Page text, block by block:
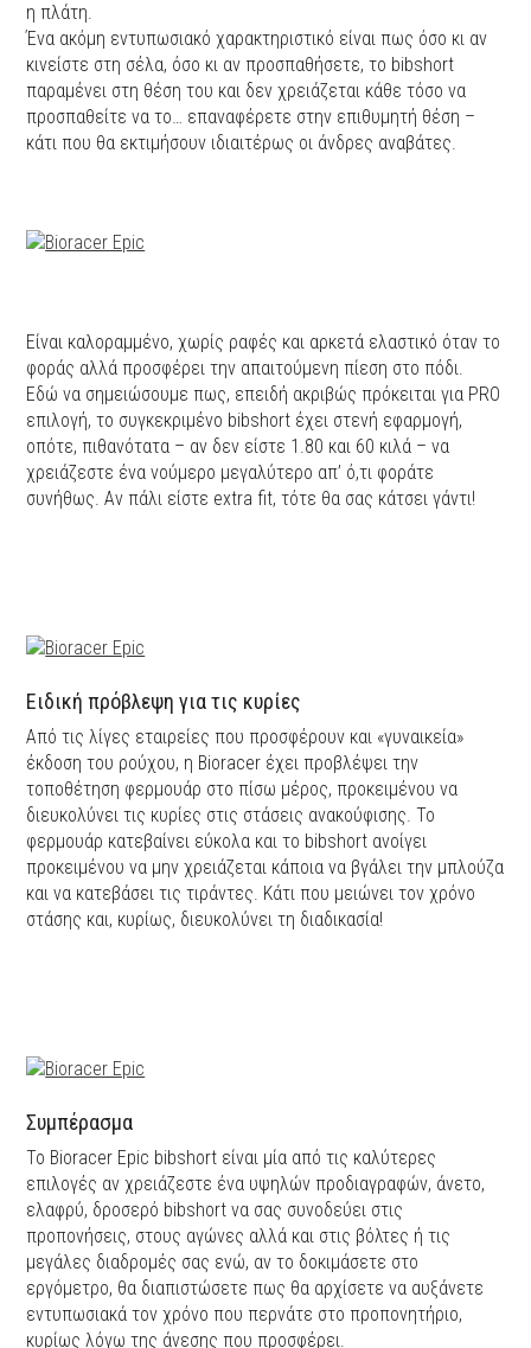
η πλάτη.
Ένα ακόμη εντυπωσιακό χαρακτηριστικό είναι πως όσο κι αν
κινείστε στη σέλα, όσο κι αν προσπαθήσετε, το bibshort
παραμένει στη θέση του και δεν χρειάζεται κάθε τόσο να
προσπαθείτε να το… επαναφέρετε στην επιθυμητή θέση –
κάτι που θα εκτιμήσουν ιδιαιτέρως οι άνδρες αναβάτες.
Είναι καλοραμμένο, χωρίς ραφές και αρκετά ελαστικό όταν το
φοράς αλλά προσφέρει την απαιτούμενη πίεση στο πόδι.
Εδώ να σημειώσουμε πως, επειδή ακριβώς πρόκειται για PRO
επιλογή, το συγκεκριμένο bibshort έχει στενή εφαρμογή,
οπότε, πιθανότατα – αν δεν είστε 1.80 και 60 κιλά – να
χρειάζεστε ένα νούμερο μεγαλύτερο απ’ ό,τι φοράτε
συνήθως. Αν πάλι είστε extra fit, τότε θα σας κάτσει γάντι!
Eιδική πρόβλεψη για τις κυρίες
Από τις λίγες εταιρείες που προσφέρουν και «γυναικεία»
έκδοση του ρούχου, η Bioracer έχει προβλέψει την
τοποθέτηση φερμουάρ στο πίσω μέρος, προκειμένου να
διευκολύνει τις κυρίες στις στάσεις ανακούφισης. Το
φερμουάρ κατεβαίνει εύκολα και το bibshort ανοίγει
προκειμένου να μην χρειάζεται κάποια να βγάλει την μπλούζα
και να κατεβάσει τις τιράντες. Κάτι που μειώνει τον χρόνο
στάσης και, κυρίως, διευκολύνει τη διαδικασία!
Συμπέρασμα
Το Bioracer Epic bibshort είναι μία από τις καλύτερες
επιλογές αν χρειάζεστε ένα υψηλών προδιαγραφών, άνετο,
ελαφρύ, δροσερό bibshort να σας συνοδεύει στις
προπονήσεις, στους αγώνες αλλά και στις βόλτες ή τις
μεγάλες διαδρομές σας ενώ, αν το δοκιμάσετε στο
εργόμετρο, θα διαπιστώσετε πως θα αρχίσετε να αυξάνετε
εντυπωσιακά τον χρόνο που περνάτε στο προπονητήριο,
κυρίως λόγω της άνεσης που προσφέρει.